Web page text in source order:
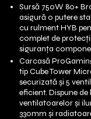
Sursă 750W 80+
asigură o putere
cu rulment HYB
complet de protecții
siguranța
Carcasă
tip Cube Tower
securizată și 5
eficient. Dispune
ventilatoarelor și
330mm și